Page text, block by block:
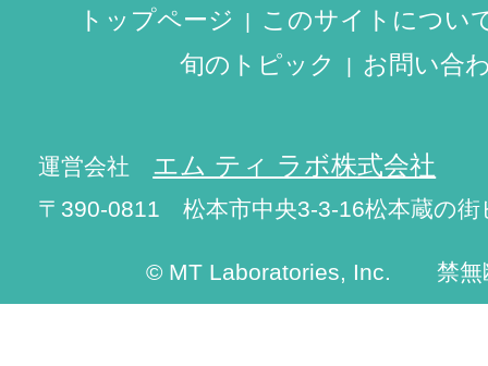
トップページ
このサイトについ
旬のトピック
お問い合
運営会社 エム ティ ラボ株式会社
〒390-0811 松本市中央3-3-16松本蔵の街
© MT Laboratories, Inc. 禁無